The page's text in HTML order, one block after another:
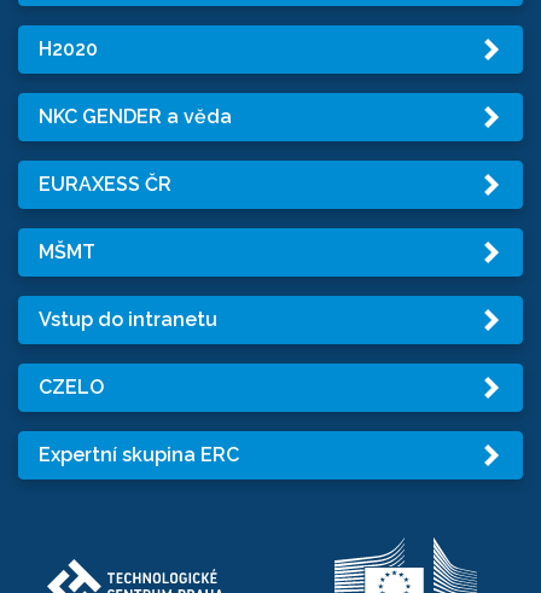
H2020
NKC GENDER a věda
EURAXESS ČR
MŠMT
Vstup do intranetu
CZELO
Expertní skupina ERC